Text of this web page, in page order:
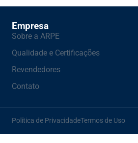
Empresa
Sobre a ARPE
Qualidade e Certificações
Revendedores
Contato
Política de PrivacidadeTermos de Uso